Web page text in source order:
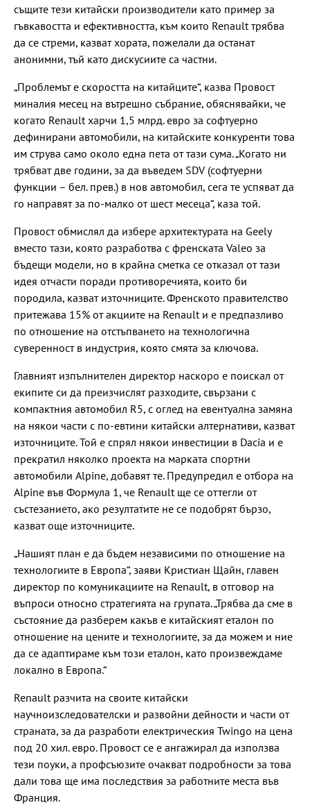
същите тези китайски производители като пример за
гъвкавостта и ефективността, към които Renault трябва
да се стреми, казват хората, пожелали да останат
анонимни, тъй като дискусиите са частни.
„Проблемът е скоростта на китайците“, казва Провост
миналия месец на вътрешно събрание, обяснявайки, че
когато Renault харчи 1,5 млрд. евро за софтуерно
дефинирани автомобили, на китайските конкуренти това
им струва само около една пета от тази сума. „Когато ни
трябват две години, за да въведем SDV (софтуерни
функции – бел. прев.) в нов автомобил, сега те успяват да
го направят за по-малко от шест месеца“, каза той.
Провост обмислял да избере архитектурата на Geely
вместо тази, която разработва с френската Valeo за
бъдещи модели, но в крайна сметка се отказал от тази
идея отчасти поради противоречията, които би
породила, казват източниците. Френското правителство
притежава 15% от акциите на Renault и е предпазливо
по отношение на отстъпването на технологична
суверенност в индустрия, която смята за ключова.
Главният изпълнителен директор наскоро е поискал от
екипите си да преизчислят разходите, свързани с
компактния автомобил R5, с оглед на евентуална замяна
на някои части с по-евтини китайски алтернативи, казват
източниците. Той е спрял някои инвестиции в Dacia и е
прекратил няколко проекта на марката спортни
автомобили Alpine, добавят те. Предупредил е отбора на
Alpine във Формула 1, че Renault ще се оттегли от
състезанието, ако резултатите не се подобрят бързо,
казват още източниците.
„Нашият план е да бъдем независими по отношение на
технологиите в Европа“, заяви Кристиан Щайн, главен
директор по комуникациите на Renault, в отговор на
въпроси относно стратегията на групата. „Трябва да сме в
състояние да разберем какъв е китайският еталон по
отношение на цените и технологиите, за да можем и ние
да се адаптираме към този еталон, като произвеждаме
локално в Европа.“
Renault разчита на своите китайски
научноизследователски и развойни дейности и части от
страната, за да разработи електрическия Twingo на цена
под 20 хил. евро. Провост се е ангажирал да използва
тези поуки, а профсъюзите очакват подробности за това
дали това ще има последствия за работните места във
Франция.